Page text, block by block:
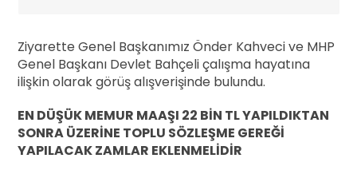
Ziyarette Genel Başkanımız Önder Kahveci ve MHP
Genel Başkanı Devlet Bahçeli çalışma hayatına
ilişkin olarak görüş alışverişinde bulundu.
EN DÜŞÜK MEMUR MAAŞI 22 BİN TL YAPILDIKTAN
SONRA ÜZERİNE TOPLU SÖZLEŞME GEREĞİ
YAPILACAK ZAMLAR EKLENMELİDİR